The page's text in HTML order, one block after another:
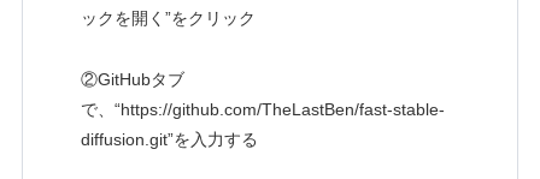
ックを開く”をクリック
②GitHubタブ
で、“https://github.com/TheLastBen/fast-stable-
diffusion.git”を入力する